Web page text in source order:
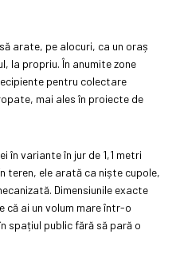
arate, pe alocuri, ca un oraș
la propriu. În anumite zone
pentru colectare
mai ales în proiecte de
în variante în jur de 1,1 metri
teren, ele arată ca niște cupole,
Dimensiunile exacte
că ai un volum mare într-o
spațiul public fără să pară o